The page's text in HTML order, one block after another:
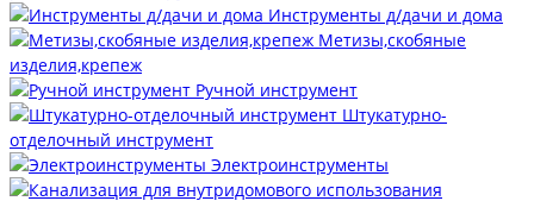
Инструменты д/дачи и дома
Метизы,скобяные
изделия,крепеж
Ручной инструмент
Штукатурно-
отделочный инструмент
Электроинструменты